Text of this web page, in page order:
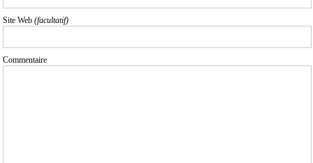
Site Web (facultatif)
Commentaire